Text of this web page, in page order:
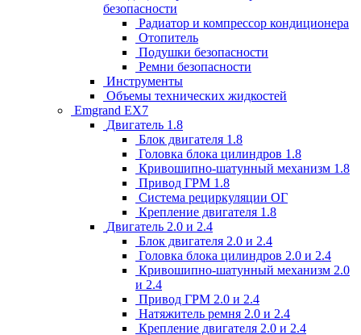
безопасности
Радиатор и компрессор кондиционера
Отопитель
Подушки безопасности
Ремни безопасности
Инструменты
Объемы технических жидкостей
Emgrand EX7
Двигатель 1.8
Блок двигателя 1.8
Головка блока цилиндров 1.8
Кривошипно-шатунный механизм 1.8
Привод ГРМ 1.8
Система рециркуляции ОГ
Крепление двигателя 1.8
Двигатель 2.0 и 2.4
Блок двигателя 2.0 и 2.4
Головка блока цилиндров 2.0 и 2.4
Кривошипно-шатунный механизм 2.0
и 2.4
Привод ГРМ 2.0 и 2.4
Натяжитель ремня 2.0 и 2.4
Крепление двигателя 2.0 и 2.4